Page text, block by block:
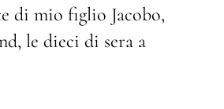
di mio figlio Jacobo,
le dieci di sera a